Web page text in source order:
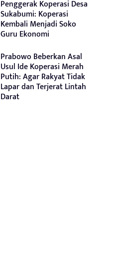
Penggerak Koperasi Desa
Sukabumi: Koperasi
Kembali Menjadi Soko
Guru Ekonomi
Prabowo Beberkan Asal
Usul Ide Koperasi Merah
Putih: Agar Rakyat Tidak
Lapar dan Terjerat Lintah
Darat